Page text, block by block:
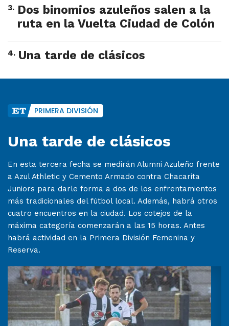
3. Dos binomios azuleños salen a la
ruta en la Vuelta Ciudad de Colón
4. Una tarde de clásicos
PRIMERA DIVISIÓN
Una tarde de clásicos
En esta tercera fecha se medirán Alumni Azuleño frente
a Azul Athletic y Cemento Armado contra Chacarita
Juniors para darle forma a dos de los enfrentamientos
más tradicionales del fútbol local. Además, habrá otros
cuatro encuentros en la ciudad. Los cotejos de la
máxima categoría comenzarán a las 15 horas. Antes
habrá actividad en la Primera División Femenina y
Reserva.